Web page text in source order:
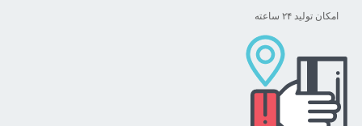
امکان تولید ۲۴ ساعته